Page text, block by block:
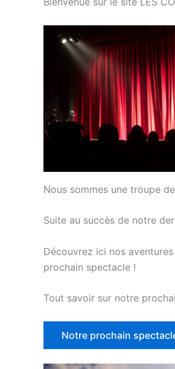
Nous sommes une troupe
Suite au succès de notre
Découvrez ici nos
prochain spectacle !
Tout savoir sur notre
Notre prochain